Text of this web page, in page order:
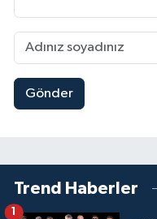
Gönder
Trend Haberler